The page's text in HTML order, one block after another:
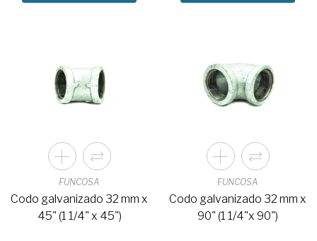
FUNCOSA
Codo galvanizado 32 mm x
45" (1 1/4" x 45")
FUNCOSA
Codo galvanizado 32 mm x
90" (1 1/4"x 90")